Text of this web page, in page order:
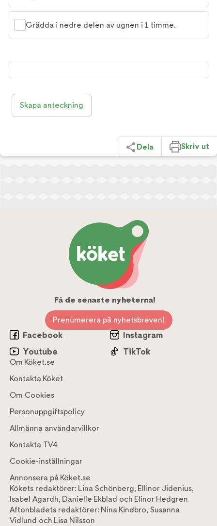
Grädda i nedre delen av ugnen i 1 timme.
Skapa anteckning
Dela Skriv ut
Få de senaste nyheterna!
Prenumerera på nyhetsbreven!
Facebook
Instagram
Youtube
TikTok
Om Köket.se
Kontakta Köket
Om Cookies
Personuppgiftspolicy
Allmänna användarvillkor
Kontakta TV4
Cookie-inställningar
Annonsera på Köket.se
Kökets redaktörer: Lina Schönberg, Ellinor Jidenius,
Isabel Agardh, Danielle Ekblad och Elinor Hedgren
Aftonbladets redaktörer: Nina Kindbro, Susanna
Vidlund och Lisa Nilsson